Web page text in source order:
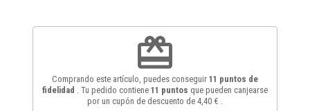
redeem
Comprando este artículo, puedes conseguir 11 puntos de
fidelidad
. Tu pedido contiene 11 puntos que pueden canjearse
por un cupón de descuento de 4,40 €